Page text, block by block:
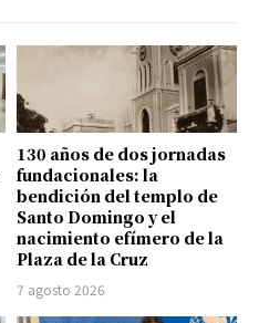
130 años de dos jornadas
fundacionales: la
bendición del templo de
Santo Domingo y el
nacimiento efímero de la
Plaza de la Cruz
7 agosto 2026